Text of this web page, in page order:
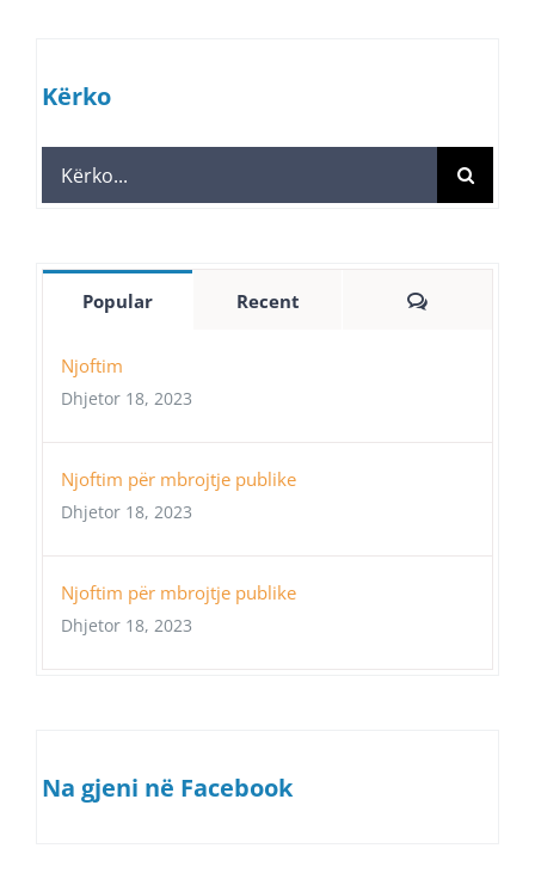
Kërko
Search
for:
Popular Recent Comments
Njoftim
Dhjetor 18, 2023
Njoftim për mbrojtje publike
Dhjetor 18, 2023
Njoftim për mbrojtje publike
Dhjetor 18, 2023
Na gjeni në Facebook